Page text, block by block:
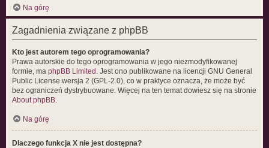
Na górę
Zagadnienia związane z phpBB
Kto jest autorem tego oprogramowania?
Prawa autorskie do tego oprogramowania w jego niezmodyfikowanej
formie, ma phpBB Limited . Jest ono publikowane na licencji GNU General
Public License wersja 2 (GPL-2.0), co w praktyce oznacza, że może być
bez ograniczeń dystrybuowane. Więcej na ten temat dowiesz się na stronie
About phpBB.
Na górę
Dlaczego funkcja X nie jest dostępna?